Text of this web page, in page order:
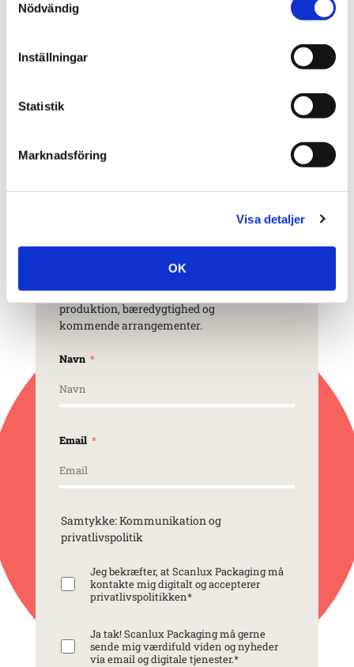
Nödvändig
Inställningar
Statistik
Marknadsföring
Visa detaljer
OK
Tilmeld dig og lad os inspirere dig
med nyheder fra vores designverden,
produktion, bæredygtighed og
kommende arrangementer.
Navn
Email
Samtykke: Kommunikation og
privatlivspolitik
Jeg bekræfter, at Scanlux Packaging må
kontakte mig digitalt og accepterer
privatlivspolitikken*
Ja tak! Scanlux Packaging må gerne
sende mig værdifuld viden og nyheder
via email og digitale tjenester.*